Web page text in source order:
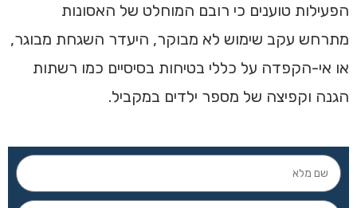
הפעילות טוענים כי רובם המוחלט של האסונות
מתרחש עקב שימוש לא מבוקר, היעדר השגחת מבוגר,
או אי-הקפדה על כללי בטיחות בסיסיים כמו רשתות
הגנה וקפיצה של מספר ילדים במקביל.